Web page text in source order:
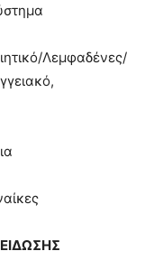
Λεμφαδένες/